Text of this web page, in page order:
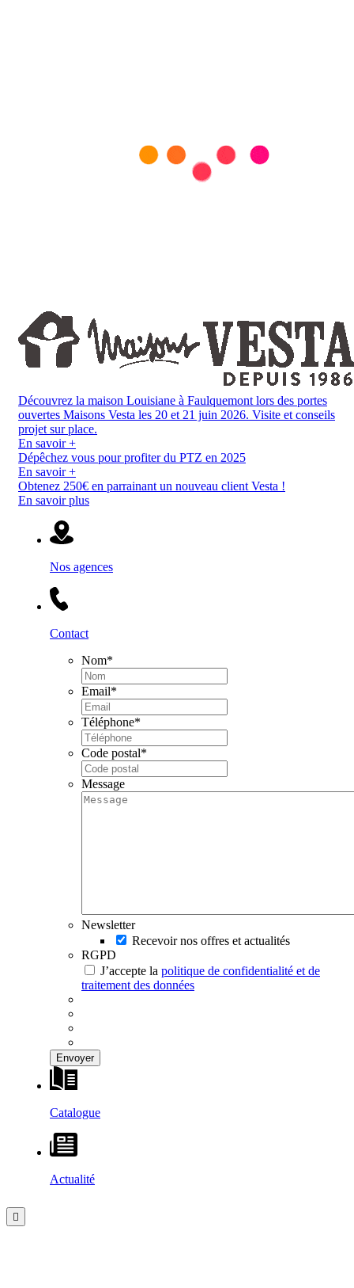
Découvrez la maison Louisiane à Faulquemont lors des portes
ouvertes Maisons Vesta les 20 et 21 juin 2026. Visite et conseils
projet sur place.
En savoir +
Dépêchez vous pour profiter du PTZ en 2025
En savoir +
Obtenez 250€ en parrainant un nouveau client Vesta !
En savoir plus
Nos agences
Contact
Nom*
Email*
Téléphone*
Code postal*
Message
Newsletter
Recevoir nos offres et actualités
RGPD
J’accepte la politique de confidentialité et de
traitement des données
Catalogue
Actualité